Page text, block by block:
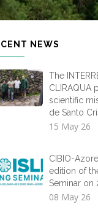
NEWS
The
CLIRAQUA
scientific
de Santo
15 May 26
CIBIO-
edition of
Seminar on
08 May 26